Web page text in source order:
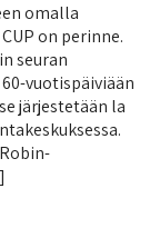
omalla
on perinne.
seuran
vuotispäiviään
järjestetään la